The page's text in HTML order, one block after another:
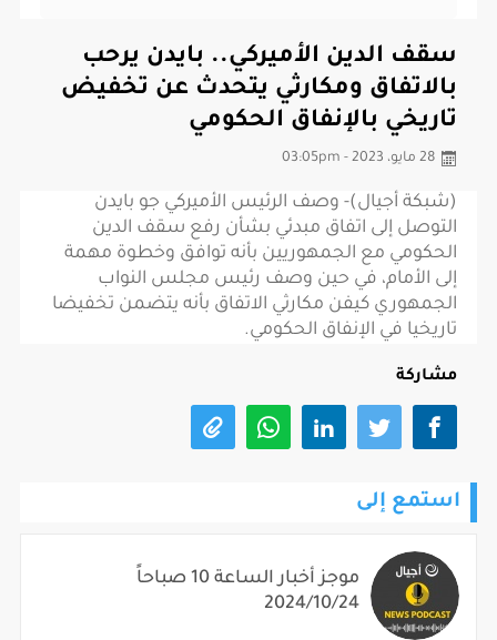
سقف الدين الأميركي.. بايدن يرحب
بالاتفاق ومكارثي يتحدث عن تخفيض
تاريخي بالإنفاق الحكومي
28 مايو، 2023 - 03:05pm
(شبكة أجيال)- وصف الرئيس الأميركي جو بايدن
التوصل إلى اتفاق مبدئي بشأن رفع سقف الدين
الحكومي مع الجمهوريين بأنه توافق وخطوة مهمة
إلى الأمام، في حين وصف رئيس مجلس النواب
الجمهوري كيفن مكارثي الاتفاق بأنه يتضمن تخفيضا
تاريخيا في الإنفاق الحكومي.
مشاركة
استمع إلى
موجز أخبار الساعة 10 صباحاً
2024/10/24